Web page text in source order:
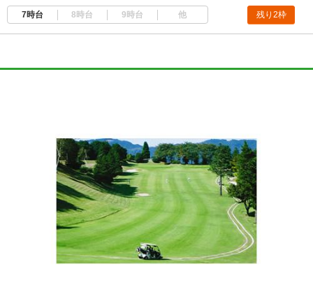
7時台 8時台 9時台 他 残り2枠